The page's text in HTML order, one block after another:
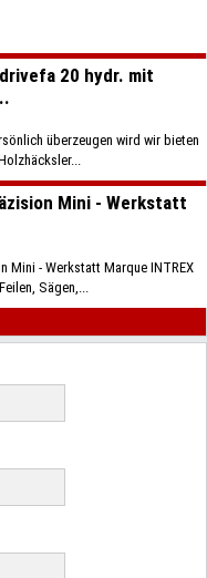
20 hydr. mit
überzeugen wird wir bieten
Mini - Werkstatt
Mini - Werkstatt Marque INTREX
Sägen,...